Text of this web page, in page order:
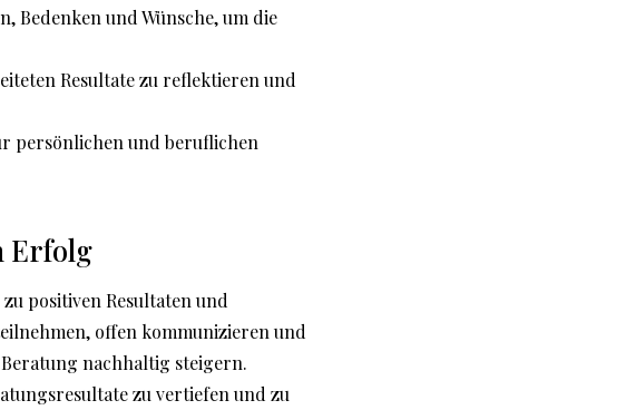
Bedenken und Wünsche, um die
Resultate zu reflektieren und
persönlichen und beruflichen
Erfolg
positiven Resultaten und
offen kommunizieren und
nachhaltig steigern.
zu vertiefen und zu